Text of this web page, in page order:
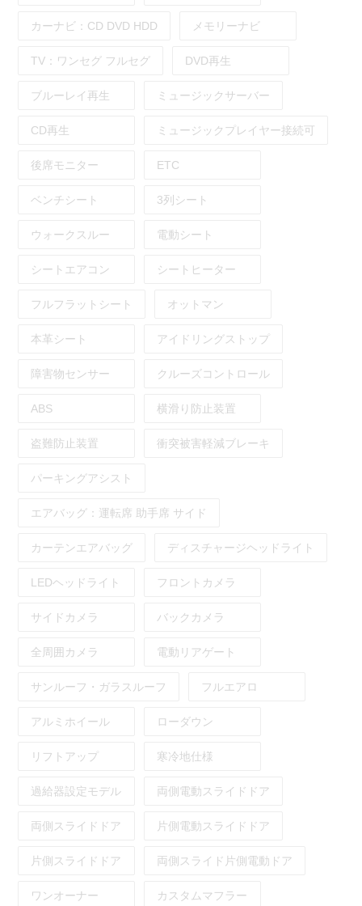
カーナビ： CD DVD HDD メモリーナビ
TV： ワンセグ フルセグ DVD再生
ブルーレイ再生 ミュージックサーバー
CD再生 ミュージックプレイヤー接続可
後席モニター ETC
ベンチシート 3列シート
ウォークスルー 電動シート
シートエアコン シートヒーター
フルフラットシート オットマン
本革シート アイドリングストップ
障害物センサー クルーズコントロール
ABS 横滑り防止装置
盗難防止装置 衝突被害軽減ブレーキ
パーキングアシスト
エアバッグ： 運転席 助手席 サイド
カーテンエアバッグ ディスチャージヘッドライト
LEDヘッドライト フロントカメラ
サイドカメラ バックカメラ
全周囲カメラ 電動リアゲート
サンルーフ・ガラスルーフ フルエアロ
アルミホイール ローダウン
リフトアップ 寒冷地仕様
過給器設定モデル 両側電動スライドドア
両側スライドドア 片側電動スライドドア
片側スライドドア 両側スライド片側電動ドア
ワンオーナー カスタムマフラー